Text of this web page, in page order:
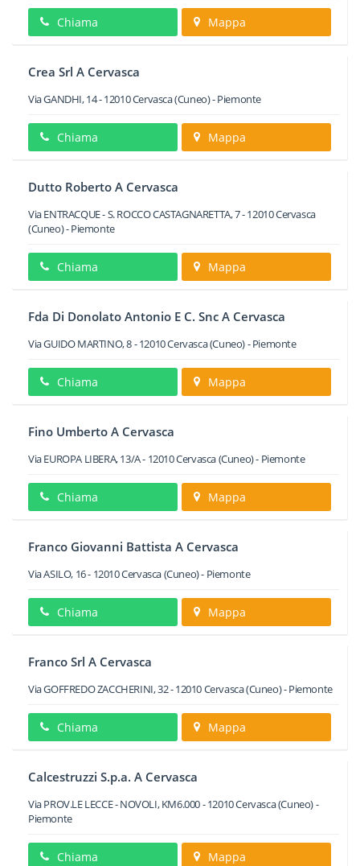
Chiama Mappa
Crea Srl A Cervasca
Via GANDHI, 14-12010Cervasca(Cuneo) -Piemonte
Chiama Mappa
Dutto Roberto A Cervasca
Via ENTRACQUE - S. ROCCO CASTAGNARETTA, 7-12010Cervasca
(Cuneo) -Piemonte
Chiama Mappa
Fda Di Donolato Antonio E C. Snc A Cervasca
Via GUIDO MARTINO, 8-12010Cervasca(Cuneo) -Piemonte
Chiama Mappa
Fino Umberto A Cervasca
Via EUROPA LIBERA, 13/A- 12010Cervasca(Cuneo) - Piemonte
Chiama Mappa
Franco Giovanni Battista A Cervasca
Via ASILO, 16- 12010Cervasca(Cuneo) - Piemonte
Chiama Mappa
Franco Srl A Cervasca
Via GOFFREDO ZACCHERINI, 32-12010Cervasca(Cuneo) -Piemonte
Chiama Mappa
Calcestruzzi S.p.a. A Cervasca
Via PROV.LE LECCE - NOVOLI, KM6.000-12010Cervasca(Cuneo) -
Piemonte
Chiama Mappa